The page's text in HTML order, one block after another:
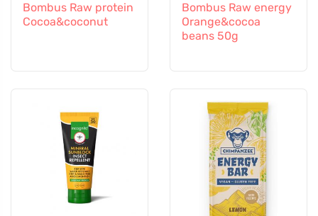
Bombus Raw protein
Cocoa&coconut
Bombus Raw energy
Orange&cocoa
beans 50g